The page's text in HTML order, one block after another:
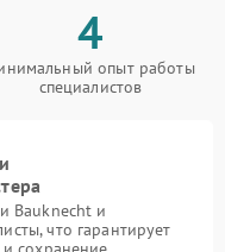
4
опыт работы
специалистов
Bauknecht и
что гарантирует